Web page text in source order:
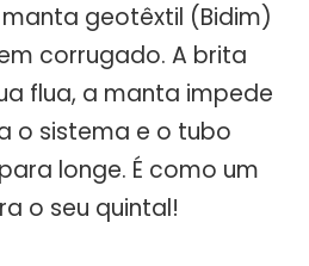
manta geotêxtil (Bidim)
corrugado. A brita
flua, a manta impede
o sistema e o tubo
longe. É como um
o seu quintal!